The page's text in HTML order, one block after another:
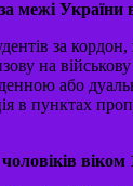
межі
за
на
або
в пунктах
віком